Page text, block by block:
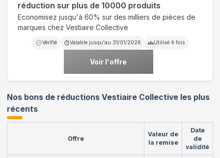
réduction sur plus de 10000 produits
Economisez jusqu'à 60% sur des milliers de pièces de
marques chez Vestiaire Collective
Vérifié Valable jusqu'au 31/01/2026 Utilisé 4 fois
Voir l'offre
Nos bons de réductions Vestiaire Collective les plus
récents
Offre
Valeur de
la remise
Date
de
validité